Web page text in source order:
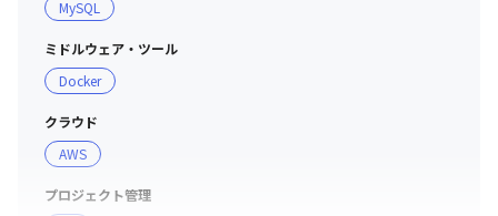
MySQL
ミドルウェア・ツール
Docker
クラウド
AWS
プロジェクト管理